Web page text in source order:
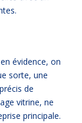
évidence, on
sorte, une
de
vitrine, ne
principale.